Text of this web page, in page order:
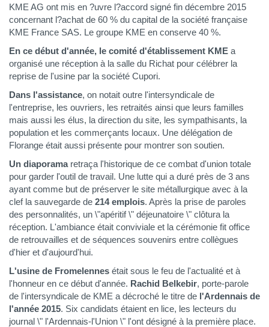
KME AG ont mis en ?uvre l?accord signé fin décembre 2015
concernant l?achat de 60 % du capital de la société française
KME France SAS. Le groupe KME en conserve 40 %.
En ce début d'année, le comité d'établissement KME a
organisé une réception à la salle du Richat pour célébrer la
reprise de l'usine par la société Cupori.
Dans l'assistance, on notait outre l'intersyndicale de
l'entreprise, les ouvriers, les retraités ainsi que leurs familles
mais aussi les élus, la direction du site, les sympathisants, la
population et les commerçants locaux. Une délégation de
Florange était aussi présente pour montrer son soutien.
Un diaporamaretraça l'historique de ce combat d'union totale
pour garder l'outil de travail. Une lutte qui a duré près de 3 ans
ayant comme but de préserver le site métallurgique avec à la
clef la sauvegarde de 214 emplois. Après la prise de paroles
des personnalités, un \"apéritif \" déjeunatoire \" clôtura la
réception. L'ambiance était conviviale et la cérémonie fit office
de retrouvailles et de séquences souvenirs entre collègues
d'hier et d'aujourd'hui.
L'usine de Fromelennes était sous le feu de l'actualité et à
l'honneur en ce début d'année. Rachid Belkebir, porte-parole
de l'intersyndicale de KME a décroché le titre de l'Ardennais de
l'année 2015. Six candidats étaient en lice, les lecteurs du
journal \" l'Ardennais-l'Union \" l'ont désigné à la première place.